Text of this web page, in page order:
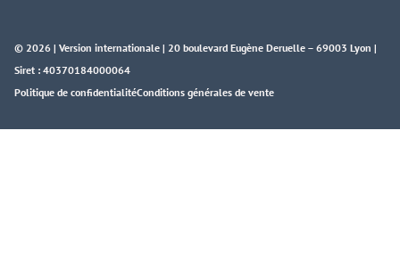
© 2026 | Version internationale | 20 boulevard Eugène Deruelle – 69003 Lyon |
Siret : 40370184000064
Politique de confidentialitéConditions générales de vente